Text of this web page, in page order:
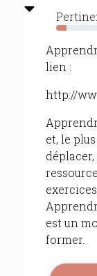
22%
lien :
http://
et, le
est un
former.